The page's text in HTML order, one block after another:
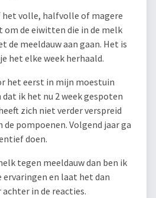
volle, halfvolle of magere
om de eiwitten die in de melk
de meeldauw aan gaan. Het is
het elke week herhaald.
het eerst in mijn moestuin
ik het nu 2 week gespoten
zich niet verder verspreid
de pompoenen. Volgend jaar ga
doen.
tegen meeldauw dan ben ik
ervaringen en laat het dan
in de reacties.